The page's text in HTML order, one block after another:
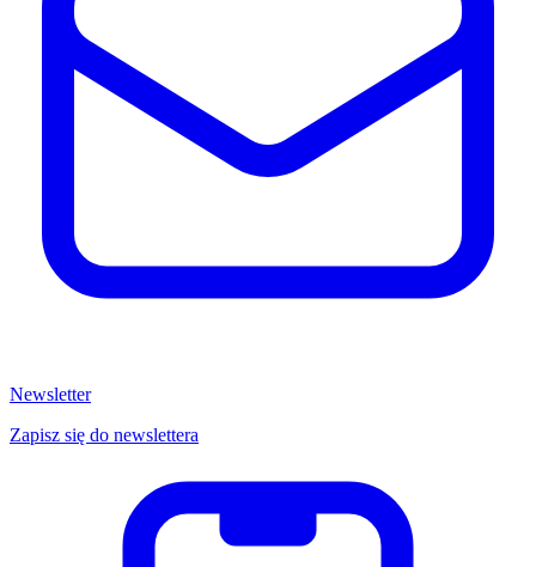
Newsletter
Zapisz się do newslettera